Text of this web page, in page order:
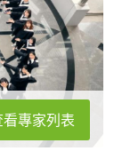
看專家列表